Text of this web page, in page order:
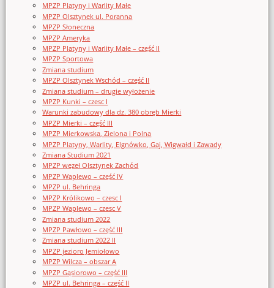
MPZP Platyny i Warlity Małe
MPZP Olsztynek ul. Poranna
MPZP Słoneczna
MPZP Ameryka
MPZP Platyny i Warlity Małe – część II
MPZP Sportowa
Zmiana studium
MPZP Olsztynek Wschód – część II
Zmiana studium – drugie wyłożenie
MPZP Kunki – czesc I
Warunki zabudowy dla dz. 380 obręb Mierki
MPZP Mierki – część III
MPZP Mierkowska, Zielona i Polna
MPZP Platyny, Warlity, Elgnówko, Gaj, Wigwałd i Zawady
Zmiana Studium 2021
MPZP węzeł Olsztynek Zachód
MPZP Waplewo – część IV
MPZP ul. Behringa
MPZP Królikowo – czesc I
MPZP Waplewo – czesc V
Zmiana studium 2022
MPZP Pawłowo – część III
Zmiana studium 2022 II
MPZP jezioro Jemiołowo
MPZP Wilcza – obszar A
MPZP Gąsiorowo – część III
MPZP ul. Behringa – część II